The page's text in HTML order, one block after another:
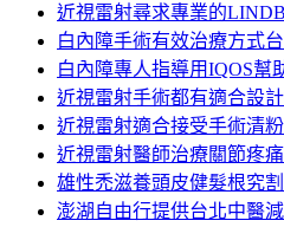
近視雷射尋求專業的
白內障手術有效治療方式
白內障專人指導用IQOS幫
近視雷射手術都有適合設
近視雷射適合接受手術清
近視雷射醫師治療關節疼
雄性禿滋養頭皮健髮根究
澎湖自由行提供台北中醫